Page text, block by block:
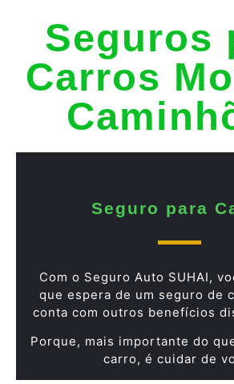
Seguros
Carros
Seguro para
Com o Seguro Auto SUHAI,
que espera de um seguro de
conta com outros benefícios
Porque, mais importante do
carro, é cuidar de